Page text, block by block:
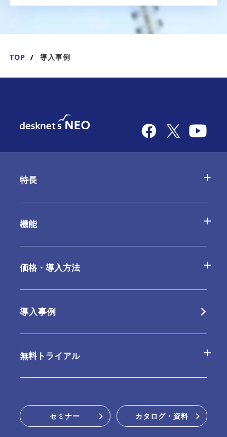
TOP 導入事例
特長
desknetʼs NEOの特長
クラウド版の特長
機能
基本機能一覧
連携ツール
価格・導入方法
クラウド版
販売パートナー
導入事例
無料トライアル
セミナー カタログ・資料